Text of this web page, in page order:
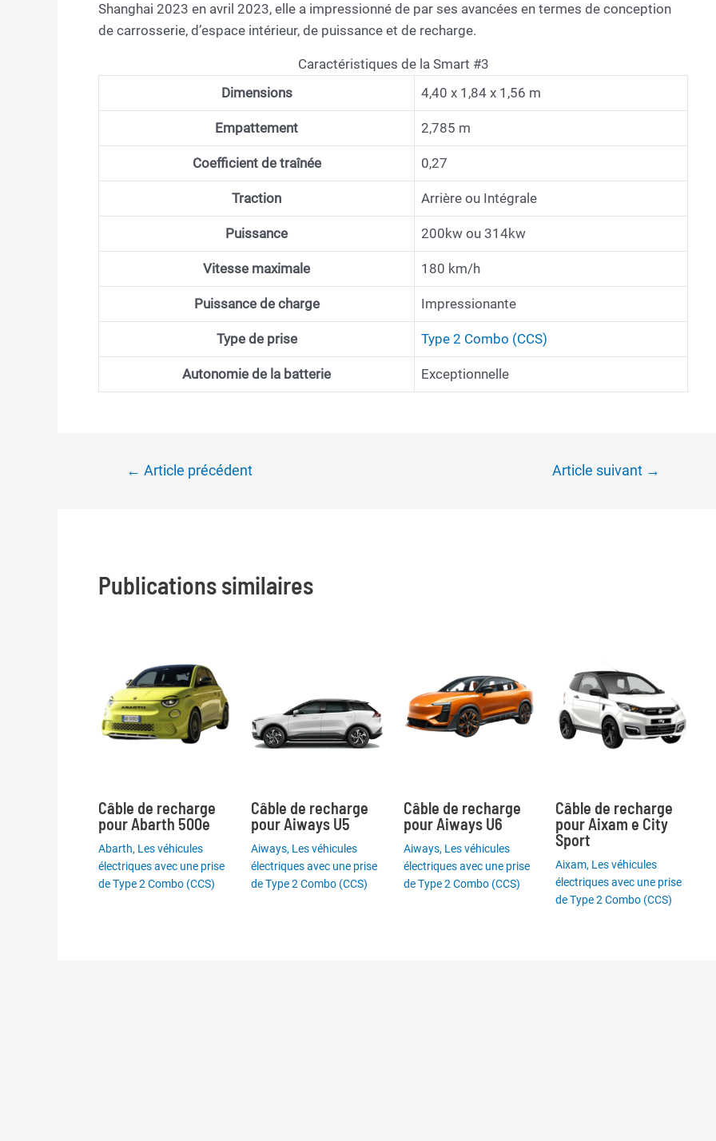
Shanghai 2023 en avril 2023, elle a impressionné de par ses avancées en termes de conception
de carrosserie, d’espace intérieur, de puissance et de recharge.
Caractéristiques de la Smart #3
Dimensions
4,40 x 1,84 x 1,56 m
Empattement 2,785 m
Coefficient de traînée 0,27
Traction Arrière ou Intégrale
Puissance 200kw ou 314kw
Vitesse maximale 180 km/h
Puissance de charge Impressionante
Type de prise Type 2 Combo (CCS)
Autonomie de la batterie Exceptionnelle
Navigation
← Article précédent Article suivant →
Publications similaires
Câble de recharge
pour Abarth 500e
Abarth, Les véhicules
électriques avec une prise
de Type 2 Combo (CCS)
Câble de recharge
pour Aiways U5
Aiways, Les véhicules
électriques avec une prise
de Type 2 Combo (CCS)
Câble de recharge
pour Aiways U6
Aiways, Les véhicules
électriques avec une prise
de Type 2 Combo (CCS)
Câble de recharge
pour Aixam e City
Sport
Aixam, Les véhicules
électriques avec une prise
de Type 2 Combo (CCS)